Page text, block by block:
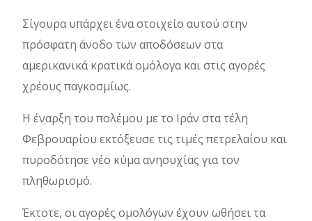
Σίγουρα υπάρχει ένα στοιχείο αυτού στην
πρόσφατη άνοδο των αποδόσεων στα
αμερικανικά κρατικά ομόλογα και στις αγορές
χρέους παγκοσμίως.
Η έναρξη του πολέμου με το Ιράν στα τέλη
Φεβρουαρίου εκτόξευσε τις τιμές πετρελαίου και
πυροδότησε νέο κύμα ανησυχίας για τον
πληθωρισμό.
Έκτοτε, οι αγορές ομολόγων έχουν ωθήσει τα